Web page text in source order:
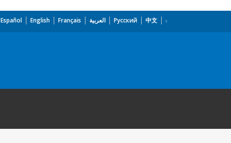
Español English Français العربية Русский 中文